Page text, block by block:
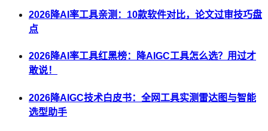
2026降AI率工具亲测：10款软件对比，论文过审技巧盘
点
2026降AI率工具红黑榜：降AIGC工具怎么选？用过才
敢说！
2026降AIGC技术白皮书：全网工具实测雷达图与智能
选型助手